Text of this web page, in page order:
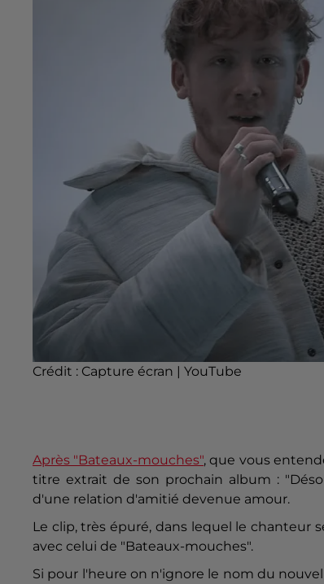
Crédit : Capture écran | YouTube
Après "Bateaux-mouches", que vous
titre extrait de son prochain album :
d'une relation d'amitié devenue amour.
Le clip, très épuré, dans lequel le
avec celui de "Bateaux-mouches".
Si pour l'heure on n'ignore le nom du